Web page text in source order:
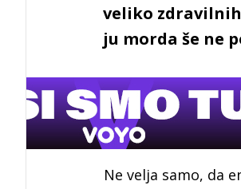
veliko
ju morda še ne
Ne velja samo, da